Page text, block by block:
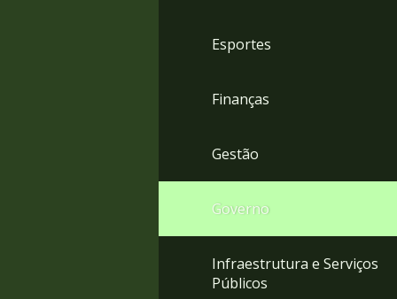
Esportes
Finanças
Gestão
Governo
Infraestrutura e Serviços
Públicos